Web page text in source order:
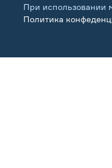
При использовании
Политика